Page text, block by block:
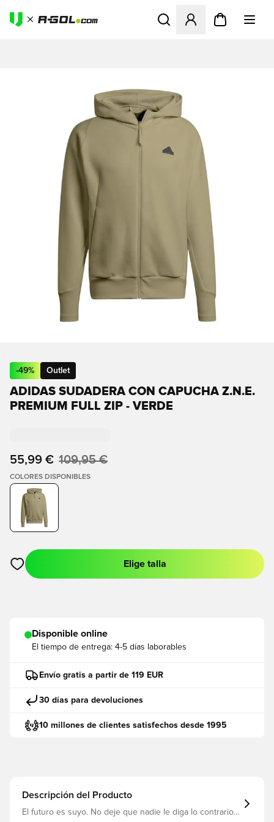
Abre un modal para iniciar
-49% Outlet
ADIDAS SUDADERA CON CAPUCHA Z.N.E.
PREMIUM FULL ZIP - VERDE
55,99 € 109,95 €
COLORES DISPONIBLES
Abre un modal para iniciar sesión o registrarse como miembro
Elige talla
Disponible online
El tiempo de entrega: 4-5 días laborables
Envío gratis a partir de 119 EUR
30 días para devoluciones
10 millones de clientes satisfechos desde 1995
Descripción del Producto
El futuro es suyo. No deje que nadie le diga lo contrario.